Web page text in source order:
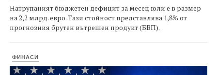
Натрупаният бюджетен дефицит за месец юли е в размер
на 2,2 млрд. евро. Тази стойност представлява 1,8% от
прогнозния брутен вътрешен продукт (БВП).
ФИНАСИ